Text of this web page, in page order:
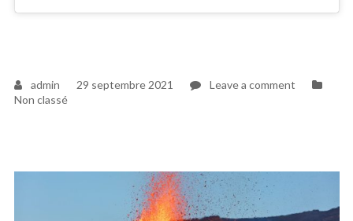
admin 29 septembre 2021 Leave a commenton
Non classé